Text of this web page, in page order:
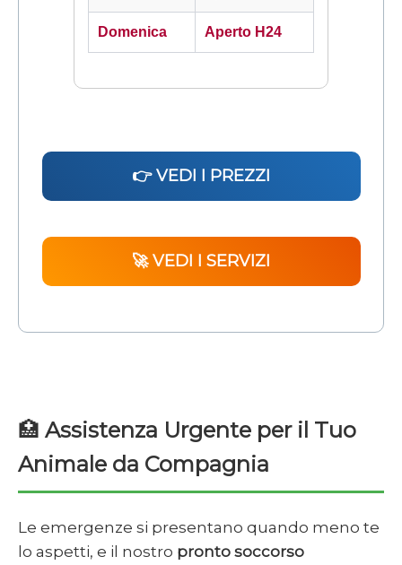
Domenica Aperto H24
👉 VEDI I PREZZI
🚀 VEDI I SERVIZI
🏥 Assistenza Urgente per il Tuo
Animale da Compagnia
Le emergenze si presentano quando meno te
lo aspetti, e il nostro pronto soccorso